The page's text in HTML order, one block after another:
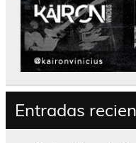
Entradas